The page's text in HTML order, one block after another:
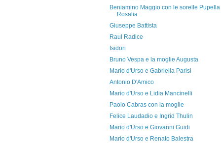
Beniamino Maggio con le sorelle Pupella
Rosalia
Giuseppe Battista
Raul Radice
Isidori
Bruno Vespa e la moglie Augusta
Mario d'Urso e Gabriella Parisi
Antonio D'Amico
Mario d'Urso e Lidia Mancinelli
Paolo Cabras con la moglie
Felice Laudadio e Ingrid Thulin
Mario d'Urso e Giovanni Guidi
Mario d'Urso e Renato Balestra